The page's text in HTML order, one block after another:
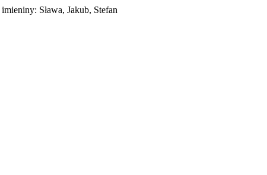
imieniny: Sława, Jakub, Stefan